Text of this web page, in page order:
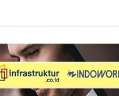
BI Rate Naik 100 Bps, Destry